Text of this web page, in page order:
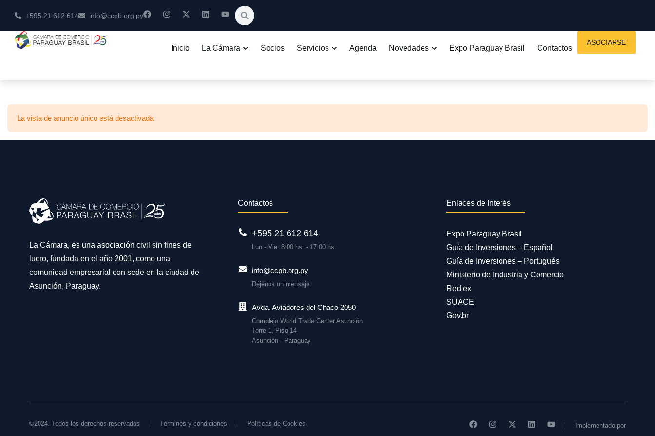
+595 21 612 614 info@ccpb.org.py
Inicio La Cámara Socios Servicios Agenda Novedades Expo Paraguay Brasil Contactos
ASOCIARSE
La vista de anuncio único está desactivada
La Cámara, es una asociación civil sin fines de
lucro, fundada en el año 2001, como una
comunidad empresarial con sede en la ciudad de
Asunción, Paraguay.
Contactos
+595 21 612 614
Lun - Vie: 8:00 hs. - 17:00 hs.
info@ccpb.org.py
Déjenos un mensaje
Avda. Aviadores del Chaco 2050
Complejo World Trade Center Asunción
Torre 1, Piso 14
Asunción - Paraguay
Enlaces de Interés
Expo Paraguay Brasil
Guía de Inversiones – Español
Guía de Inversiones – Portugués
Ministerio de Industria y Comercio
Rediex
SUACE
Gov.br
©2024. Todos los derechos reservados Términos y condiciones Políticas de Cookies Implementado por